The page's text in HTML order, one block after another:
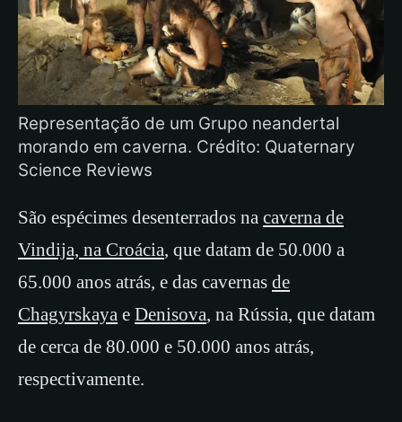
Representação de um Grupo neandertal
morando em caverna. Crédito: Quaternary
Science Reviews
São espécimes desenterrados na caverna de
Vindija, na Croácia, que datam de 50.000 a
65.000 anos atrás, e das cavernas de
Chagyrskaya e Denisova, na Rússia, que datam
de cerca de 80.000 e 50.000 anos atrás,
respectivamente.